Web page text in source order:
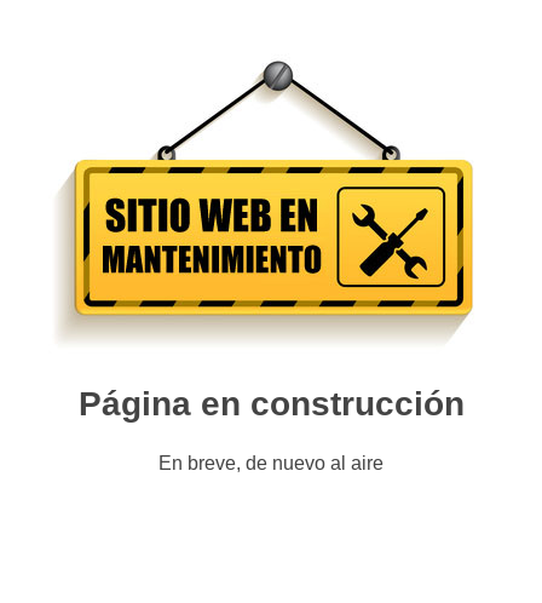
Página en construcción
En breve, de nuevo al aire